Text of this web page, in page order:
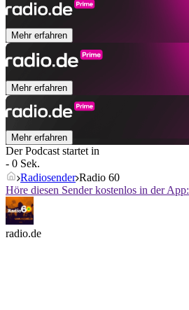
Mehr erfahren
Mehr erfahren
Mehr erfahren
Der Podcast startet in
- 0 Sek.
Radiosender Radio 60
Höre diesen Sender kostenlos in der App:
radio.de